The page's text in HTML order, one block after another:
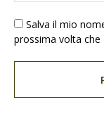
Salva il mio
prossima volta